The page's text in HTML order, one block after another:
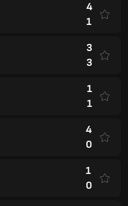
4
1
3
3
1
1
4
0
1
0